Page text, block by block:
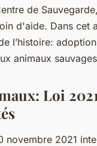
de
d'aide. Dans
l’histoire:
animaux
Loi
novembre 2021